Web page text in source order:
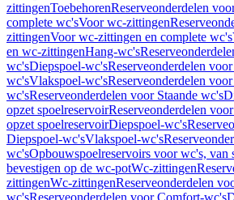
zittingenToebehorenReserveonderdelen
complete wc'sVoor wc-zittingen
zittingenVoor wc-zittingen en complete wc's
en wc-zittingenHang-wc's
wc'sDiepspoel-wc'sReserveonderdelen
wc'sVlakspoel-wc'sReserveonderdelen
wc'sReserveonderdelen voor Staande wc's
opzet spoelreservoirReserveonderdelen
opzet spoelreservoirDiepspoel-wc's
Diepspoel-wc'sVlakspoel-wc's
wc'sOpbouwspoelreservoirs voor wc's, van
bevestigen op de wc-potWc-zittingen
zittingenWc-zittingenReserveonderdelen
wc'sReserveonderdelen voor Comfort-wc's